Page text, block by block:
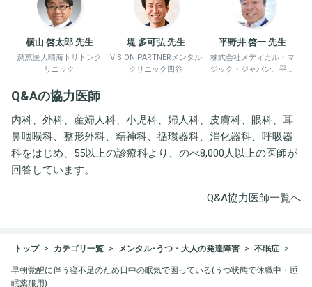
横山 啓太郎 先生
慈恵医大晴海トリトンク
リニック
堤 多可弘 先生
VISION PARTNERメンタル
クリニック四谷
平野井 啓一 先生
株式会社メディカル・マ
ジック・ジャパン、平野
Q&Aの協力医師
内科、外科、産婦人科、小児科、婦人科、皮膚科、眼科、耳
鼻咽喉科、整形外科、精神科、循環器科、消化器科、呼吸器
科をはじめ、55以上の診療科より、のべ8,000人以上の医師が
回答しています。
Q&A協力医師一覧へ
トップ カテゴリ一覧 メンタル･うつ・大人の発達障害 不眠症
早朝覚醒に伴う寝不足のため日中の眠気で困っている(うつ状態で休職中・睡
眠薬服用)